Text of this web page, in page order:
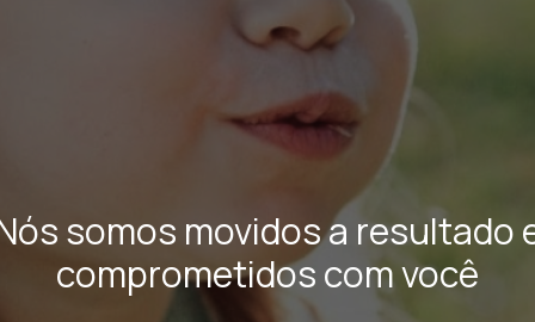
somos movidos a resultado
comprometidos com você